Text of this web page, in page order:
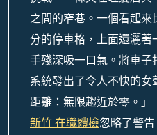
之間的窄巷。一個看起
分的停車格，上面還灑
手殘深吸一口氣。將車
系統發出了令人不快的
距離：無限趨近於零。
新竹 在職體檢忽略了警